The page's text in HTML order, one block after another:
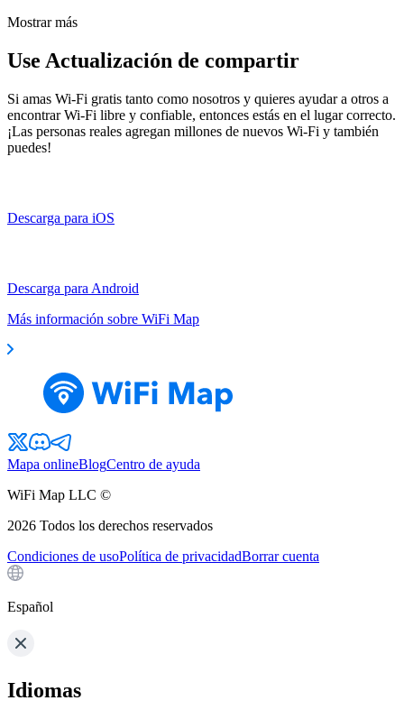
Mostrar más
Use Actualización de compartir
Si amas Wi-Fi gratis tanto como nosotros y quieres ayudar a otros a
encontrar Wi-Fi libre y confiable, entonces estás en el lugar correcto.
¡Las personas reales agregan millones de nuevos Wi-Fi y también
puedes!
Descarga para iOS
Descarga para Android
Más información sobre WiFi Map
Mapa onlineBlogCentro de ayuda
WiFi Map LLC ©
2026 Todos los derechos reservados
Condiciones de usoPolítica de privacidadBorrar cuenta
Español
Idiomas